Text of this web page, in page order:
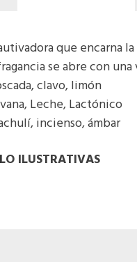
que encarna
se abre con
clavo, limón
Leche, Lactónico
incienso, ámbar
ILUSTRATIVAS